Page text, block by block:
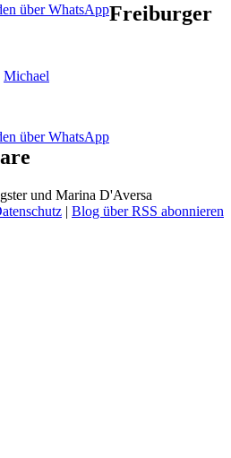
Freiburger
Michael
und Marina D'Aversa
| Blog über RSS abonnieren